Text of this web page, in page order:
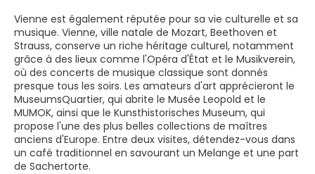
Vienne est également réputée pour sa vie culturelle et sa
musique. Vienne, ville natale de Mozart, Beethoven et
Strauss, conserve un riche héritage culturel, notamment
grâce à des lieux comme l'Opéra d'État et le Musikverein,
où des concerts de musique classique sont donnés
presque tous les soirs. Les amateurs d'art apprécieront le
MuseumsQuartier, qui abrite le Musée Leopold et le
MUMOK, ainsi que le Kunsthistorisches Museum, qui
propose l'une des plus belles collections de maîtres
anciens d'Europe. Entre deux visites, détendez-vous dans
un café traditionnel en savourant un Melange et une part
de Sachertorte.